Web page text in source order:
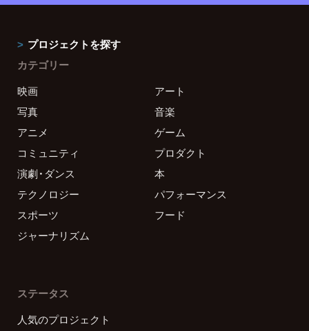
プロジェクトを探す
カテゴリー
映画
アート
写真
音楽
アニメ
ゲーム
コミュニティ
プロダクト
演劇・ダンス
本
テクノロジー
パフォーマンス
スポーツ
フード
ジャーナリズム
ステータス
人気のプロジェクト